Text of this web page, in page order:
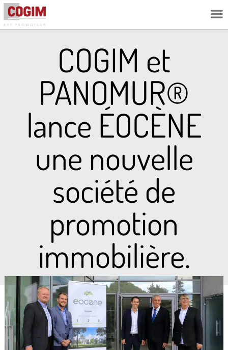
COGIM et
PANOMUR®
lance ÉOCÈNE
une nouvelle
société de
promotion
immobilière.